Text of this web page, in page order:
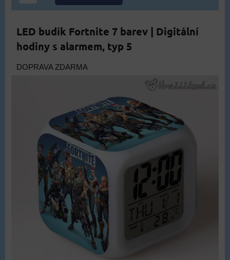
LED budík Fortnite 7 barev | Digitální
hodiny s alarmem, typ 5
DOPRAVA ZDARMA